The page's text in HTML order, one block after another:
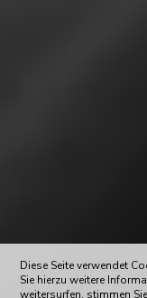
Diese Seite verwendet
Sie hierzu weitere
weitersurfen, stimmen